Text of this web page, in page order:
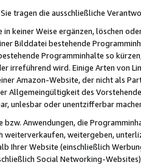
Sie tragen die ausschließliche
keiner Weise ergänzen, löschen
Bilddatei bestehende
Programminhalte so
irreführend wird. Einige Arten von
Amazon-Website, der nicht als
Allgemeingültigkeit des
unlesbar oder unentzifferbar
Anwendungen, die
weiterverkaufen, weitergeben,
Ihrer Website (einschließlich
Social Networking-